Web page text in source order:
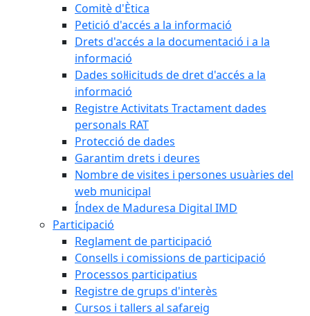
Comitè d'Ètica
Petició d'accés a la informació
Drets d'accés a la documentació i a la
informació
Dades sol·licituds de dret d'accés a la
informació
Registre Activitats Tractament dades
personals RAT
Protecció de dades
Garantim drets i deures
Nombre de visites i persones usuàries del
web municipal
Índex de Maduresa Digital IMD
Participació
Reglament de participació
Consells i comissions de participació
Processos participatius
Registre de grups d'interès
Cursos i tallers al safareig